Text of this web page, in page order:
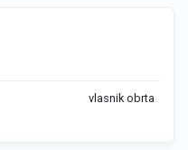
vlasnik obrta